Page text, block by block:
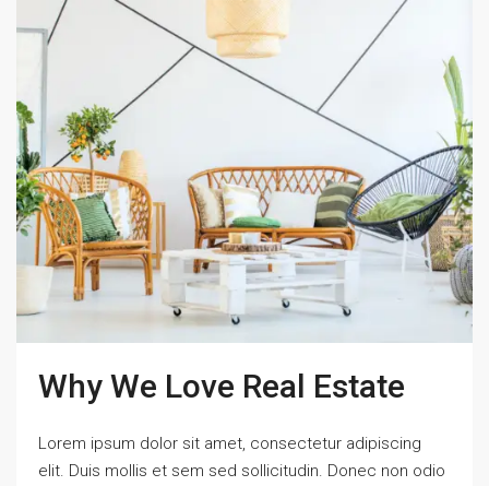
Why We Love Real Estate
Lorem ipsum dolor sit amet, consectetur adipiscing
elit. Duis mollis et sem sed sollicitudin. Donec non odio